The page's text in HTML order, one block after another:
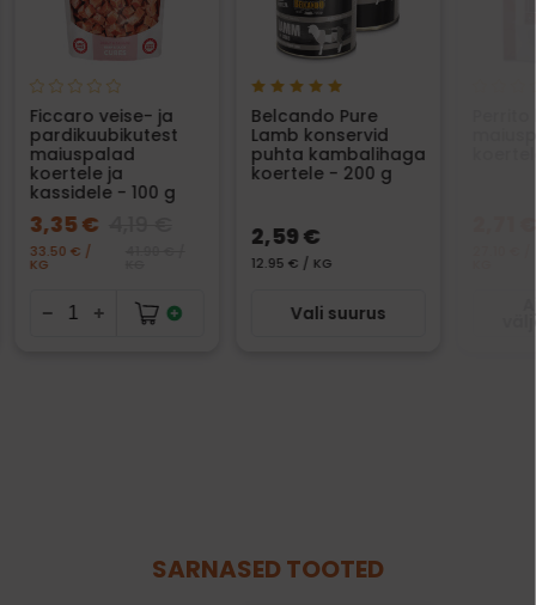
Ficcaro veise- ja
pardikuubikutest
maiuspalad
koertele ja
kassidele - 100 g
3,35 €
33.50 € /
KG
Belcando Pure
Lamb konservid
puhta kambalihaga
koertele - 200 g
2,59 €
12.95 € / KG
Vali suurus
SARNASED TOOTED